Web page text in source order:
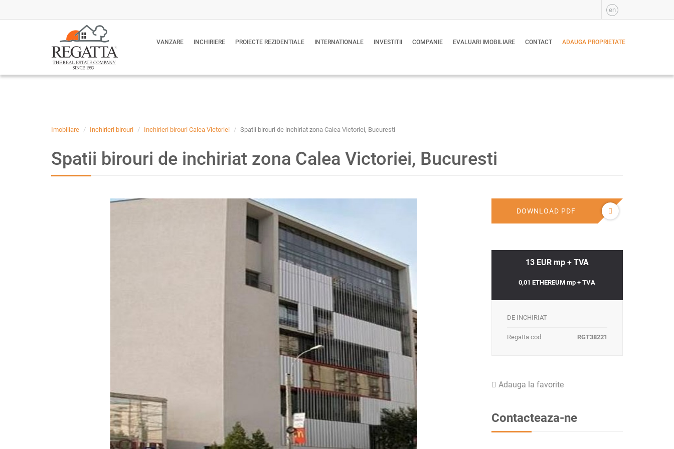
en
VANZARE INCHIRIERE PROIECTE REZIDENTIALE INTERNATIONALE INVESTITII COMPANIE EVALUARI IMOBILIARE CONTACT ADAUGA PROPRIETATE
Imobiliare Inchirieri birouri Inchirieri birouri Calea Victoriei Spatii birouri de inchiriat zona Calea Victoriei, Bucuresti
Spatii birouri de inchiriat zona Calea Victoriei, Bucuresti
DOWNLOAD PDF
13 EUR mp + TVA
0,01 ETHEREUM mp + TVA
DE INCHIRIAT
Regatta cod RGT38221
Adauga la favorite
Contacteaza-ne